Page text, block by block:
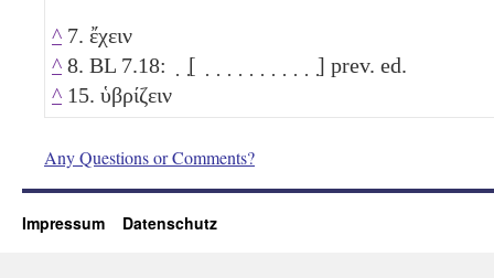
^ 7. ἔχειν
^ 8. BL 7.18: ̣ ̣[ ̣ ̣ ̣ ̣ ̣ ̣ ̣ ̣ ̣ ̣ ̣] prev. ed.
^ 15. ὑβρίζειν
Any Questions or Comments?
Impressum Datenschutz